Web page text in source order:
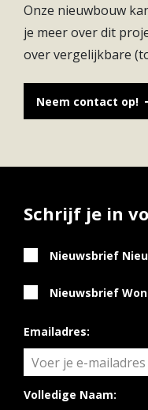
uitstraling te geven,
7 bouwlagen en
gebouw Schild
door de
bouwlagen aan de
Onze nieuwbouw
je meer over dit
over vergelijkbare
Neem contact op!
Schrijf je in
Nieuwsbrief
Nieuwsbrief
Emailadres:
Volledige Naam: